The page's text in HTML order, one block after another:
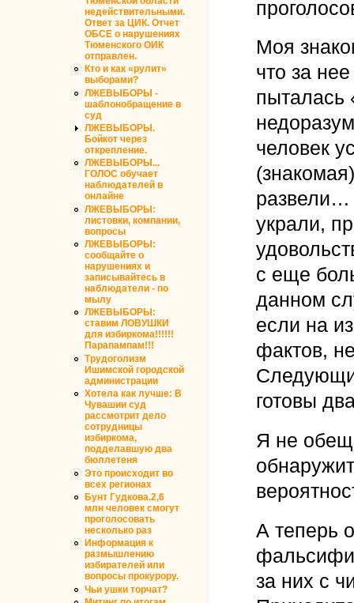
недействительными.
Ответ за ЦИК. Отчет
ОБСЕ о нарушениях
Тюменского ОИК
отправлен.
Кто и как «рулит»
выборами?
ЛЖЕВЫБОРЫ -
шаблонобращение в
суд
ЛЖЕВЫБОРЫ.
Бойкот через
открепление.
ЛЖЕВЫБОРЫ...
ГОЛОС обучает
наблюдателей в
онлайне
ЛЖЕВЫБОРЫ:
листовки, компании,
вопросы
ЛЖЕВЫБОРЫ:
сообщайте о
нарушениях и
записывайтесь в
наблюдатели - по
мылу
ЛЖЕВЫБОРЫ:
ставим ЛОВУШКИ
для избиркома!!!!!!
Парапампам!!!
Трудоголизм
Ишимской городской
администрации
Хотела как лучше: В
Чувашии суд
рассмотрит дело
сотрудницы
избиркома,
подделавшую два
бюллетеня
Это происходит во
всех регионах
Бунт Гудкова.2,6
млн человек смогут
проголосовать
несколько раз
Информация к
размышлению
избирателей или
вопросы прокурору.
Чьи ушки торчат?
Моя
что за
пыталась
человек
развели…
украли,
с еще
данном
если на
фактов,
готовы
Я не
А теперь
за них с